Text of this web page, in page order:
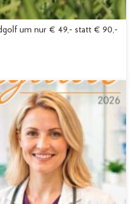
um nur € 49,- statt € 90,-